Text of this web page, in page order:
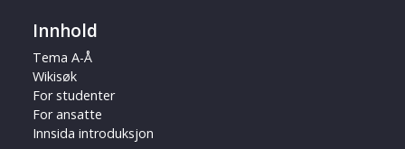
Innhold
Tema A-Å
Wikisøk
For studenter
For ansatte
Innsida introduksjon